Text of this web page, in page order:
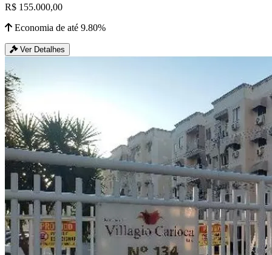
R$ 155.000,00
Economia de até 9.80%
Ver Detalhes